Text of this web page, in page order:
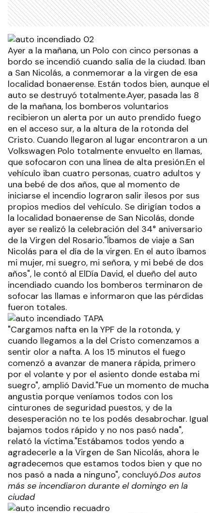
Ayer a la mañana, un Polo con cinco personas a
bordo se incendió cuando salía de la ciudad. Iban
a San Nicolás, a conmemorar a la virgen de esa
localidad bonaerense. Están todos bien, aunque el
auto se destruyó totalmente.Ayer, pasada las 8
de la mañana, los bomberos voluntarios
recibieron un alerta por un auto prendido fuego
en el acceso sur, a la altura de la rotonda del
Cristo. Cuando llegaron al lugar encontraron a un
Volkswagen Polo totalmente envuelto en llamas,
que sofocaron con una línea de alta presión.En el
vehículo iban cuatro personas, cuatro adultos y
una bebé de dos años, que al momento de
iniciarse el incendio lograron salir ilesos por sus
propios medios del vehículo. Se dirigían todos a
la localidad bonaerense de San Nicolás, donde
ayer se realizó la celebración del 34° aniversario
de la Virgen del Rosario."Íbamos de viaje a San
Nicolás para el día de la virgen. En el auto íbamos
mi mujer, mi suegro, mi señora, y mi bebé de dos
años", le contó al ElDía David, el dueño del auto
incendiado cuando los bomberos terminaron de
sofocar las llamas e informaron que las pérdidas
fueron totales.
"Cargamos nafta en la YPF de la rotonda, y
cuando llegamos a la del Cristo comenzamos a
sentir olor a nafta. A los 15 minutos el fuego
comenzó a avanzar de manera rápida, primero
por el volante y por el asiento donde estaba mi
suegro", amplió David."Fue un momento de mucha
angustia porque veníamos todos con los
cinturones de seguridad puestos, y de la
desesperación no te los podés desabrochar. Igual
bajamos todos rápido y no nos pasó nada",
relató la víctima."Estábamos todos yendo a
agradecerle a la Virgen de San Nicolás, ahora le
agradecemos que estamos todos bien y que no
nos pasó a nada a ninguno", concluyó.Dos autos
más se incendiaron durante el domingo en la
ciudad